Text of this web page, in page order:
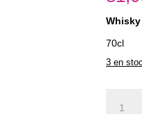
Whisky
70cl
3 en